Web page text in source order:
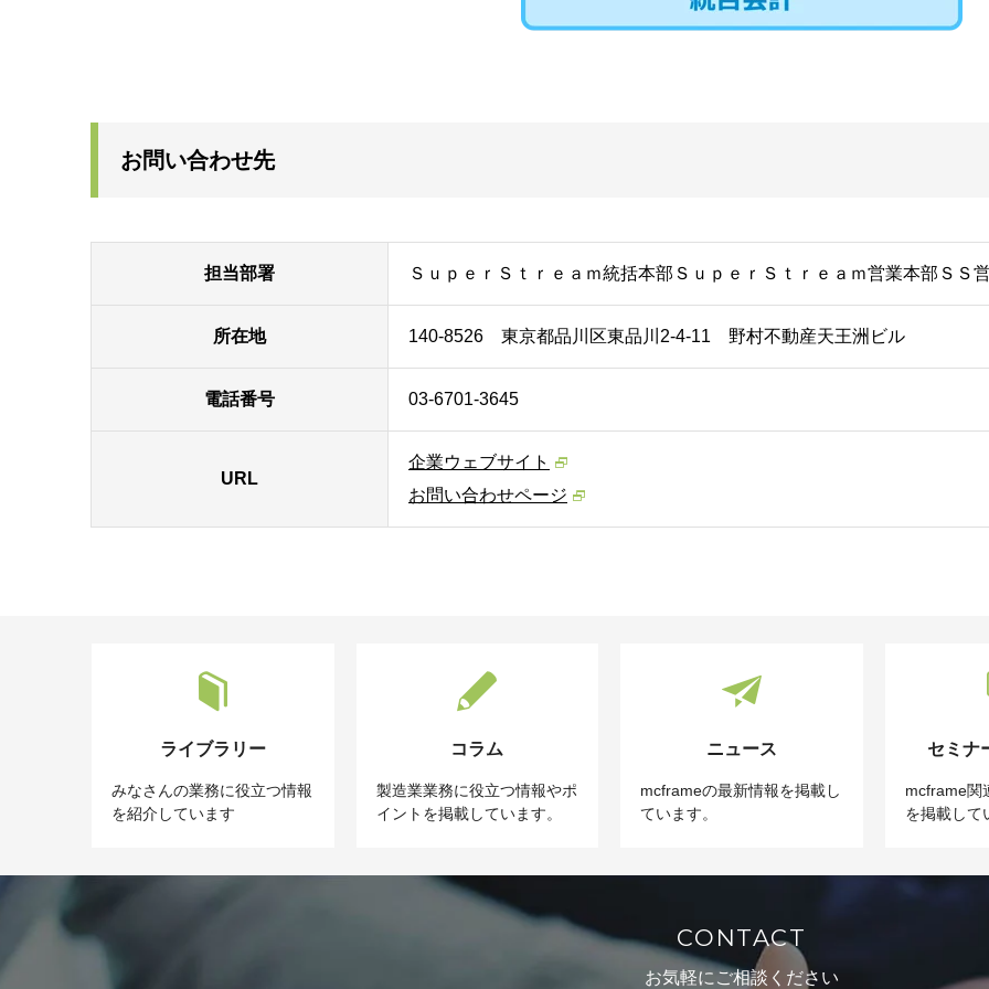
お問い合わせ先
担当部署 ＳｕｐｅｒＳｔｒｅａｍ統括本部ＳｕｐｅｒＳｔｒｅａｍ営業本部ＳＳ
所在地 140-8526 東京都品川区東品川2-4-11 野村不動産天王洲ビル
電話番号 03-6701-3645
URL
企業ウェブサイト
お問い合わせページ
ライブラリー
みなさんの業務に役立つ情報
を紹介しています
コラム
製造業業務に役立つ情報やポ
イントを掲載しています。
ニュース
mcframeの最新情報を掲載し
ています。
セミナ
mcframe関
を掲載して
CONTACT
お気軽にご相談ください